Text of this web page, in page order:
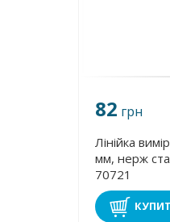
82 грн
Лінійка
мм, нерж
70721